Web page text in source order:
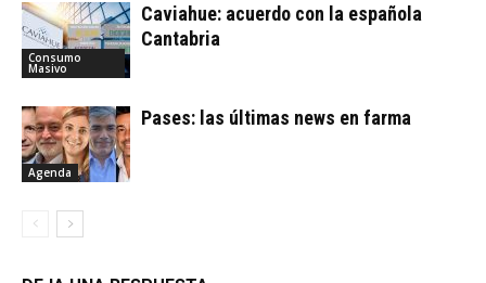
Consumo
Masivo
Caviahue: acuerdo con la española
Cantabria
Agenda
Pases: las últimas news en farma